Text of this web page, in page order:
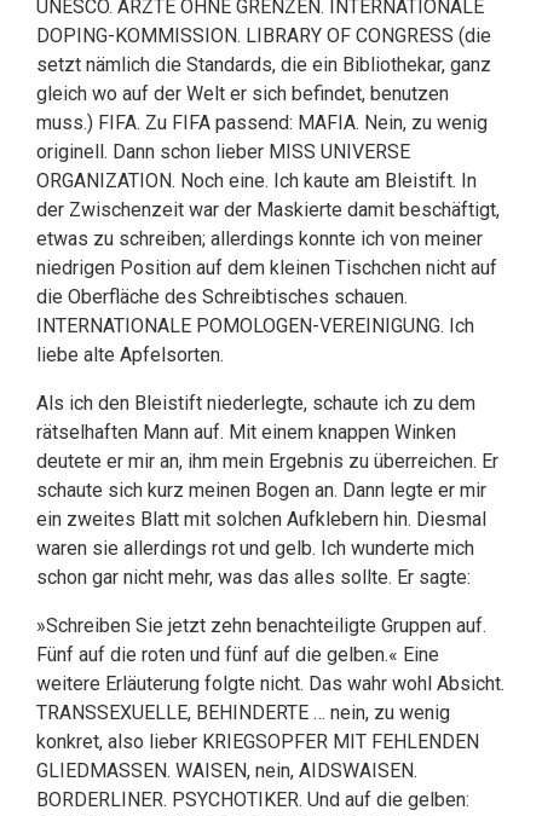
UNESCO. ÄRZTE OHNE GRENZEN. INTERNATIONALE
DOPING-KOMMISSION. LIBRARY OF CONGRESS (die
setzt nämlich die Standards, die ein Bibliothekar, ganz
gleich wo auf der Welt er sich befindet, benutzen
muss.) FIFA. Zu FIFA passend: MAFIA. Nein, zu wenig
originell. Dann schon lieber MISS UNIVERSE
ORGANIZATION. Noch eine. Ich kaute am Bleistift. In
der Zwischenzeit war der Maskierte damit beschäftigt,
etwas zu schreiben; allerdings konnte ich von meiner
niedrigen Position auf dem kleinen Tischchen nicht auf
die Oberfläche des Schreibtisches schauen.
INTERNATIONALE POMOLOGEN-VEREINIGUNG. Ich
liebe alte Apfelsorten.
Als ich den Bleistift niederlegte, schaute ich zu dem
rätselhaften Mann auf. Mit einem knappen Winken
deutete er mir an, ihm mein Ergebnis zu überreichen. Er
schaute sich kurz meinen Bogen an. Dann legte er mir
ein zweites Blatt mit solchen Aufklebern hin. Diesmal
waren sie allerdings rot und gelb. Ich wunderte mich
schon gar nicht mehr, was das alles sollte. Er sagte:
»Schreiben Sie jetzt zehn benachteiligte Gruppen auf.
Fünf auf die roten und fünf auf die gelben.« Eine
weitere Erläuterung folgte nicht. Das wahr wohl Absicht.
TRANSSEXUELLE, BEHINDERTE … nein, zu wenig
konkret, also lieber KRIEGSOPFER MIT FEHLENDEN
GLIEDMASSEN. WAISEN, nein, AIDSWAISEN.
BORDERLINER. PSYCHOTIKER. Und auf die gelben: